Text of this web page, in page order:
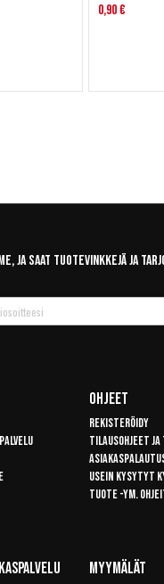
0,90 €
ja saat tuotevinkkejä ja
Ohjeet
Rekisteröidy
Tilausohjeet
Usein kysytyt
Tuote -ym.
Myymälät